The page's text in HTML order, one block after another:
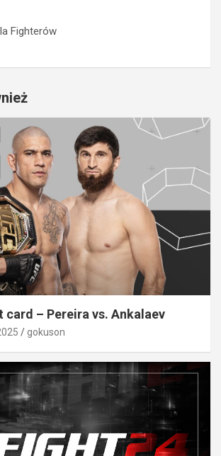
Fighterów
card – Pereira vs. Ankalaev
gokuson